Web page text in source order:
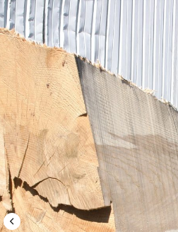
© Maltese Group 2020. Все права защищены.